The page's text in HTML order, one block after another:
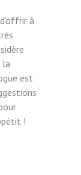
à
la
est
!